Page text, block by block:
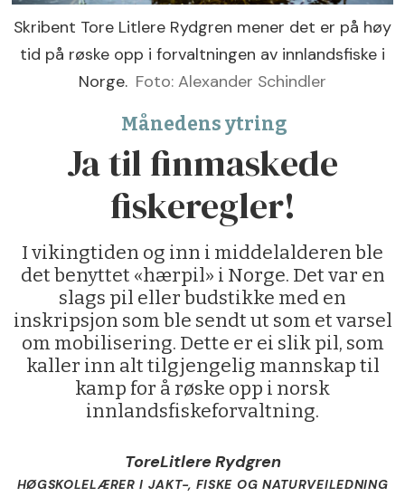
Skribent Tore Litlere Rydgren mener det er på høy
tid på røske opp i forvaltningen av innlandsfiske i
Norge. Foto: Alexander Schindler
Månedens ytring
Ja til finmaskede
fiskeregler!
I vikingtiden og inn i middelalderen ble
det benyttet «hærpil» i Norge. Det var en
slags pil eller budstikke med en
inskripsjon som ble sendt ut som et varsel
om mobilisering. Dette er ei slik pil, som
kaller inn alt tilgjengelig mannskap til
kamp for å røske opp i norsk
innlandsfiskeforvaltning.
ToreLitlere Rydgren
HØGSKOLELÆRER I JAKT-, FISKE OG NATURVEILEDNING